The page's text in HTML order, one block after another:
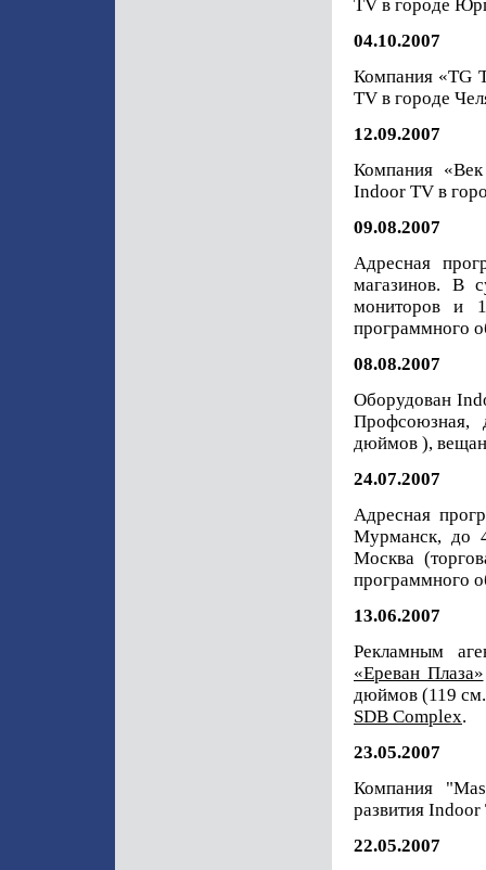
TV в городе
04.10.2007
Компания «TG
TV в городе
12.09.2007
Компания
Indoor TV в
09.08.2007
Адресная
магазинов. В
мониторов и
программного
08.08.2007
Оборудован
Профсоюзная,
дюймов ),
24.07.2007
Адресная
Мурманск, до
Москва
программного
13.06.2007
Рекламным
«Ереван Плаза»
дюймов (119
SDB Complex.
23.05.2007
Компания
развития
22.05.2007